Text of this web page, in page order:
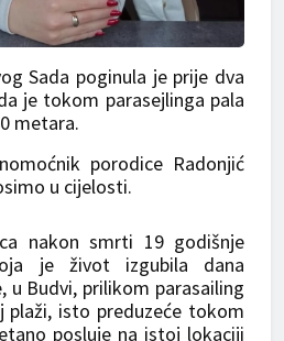
Sada poginula je prije dva
je tokom parasejlinga pala
metara.
porodice Radonjić
u cijelosti.
nakon smrti 19 godišnje
je život izgubila dana
u Budvi, prilikom parasailing
plaži, isto preduzeće tokom
posluje na istoj lokaciji